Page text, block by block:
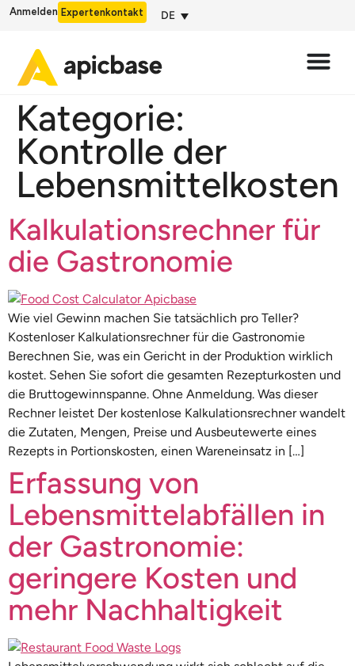
Anmelden Expertenkontakt DE
Kategorie:
Kontrolle der
Lebensmittelkosten
Kalkulationsrechner für
die Gastronomie
Wie viel Gewinn machen Sie tatsächlich pro Teller?
Kostenloser Kalkulationsrechner für die Gastronomie
Berechnen Sie, was ein Gericht in der Produktion wirklich
kostet. Sehen Sie sofort die gesamten Rezepturkosten und
die Bruttogewinnspanne. Ohne Anmeldung. Was dieser
Rechner leistet Der kostenlose Kalkulationsrechner wandelt
die Zutaten, Mengen, Preise und Ausbeutewerte eines
Rezepts in Portionskosten, einen Wareneinsatz in […]
Erfassung von
Lebensmittelabfällen in
der Gastronomie:
geringere Kosten und
mehr Nachhaltigkeit